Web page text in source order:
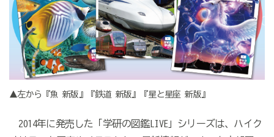
▲左から『魚 新版』『鉄道 新版』『星と星座 新版』
2014年に発売した「学研の図鑑LIVE」シリーズは、ハイク